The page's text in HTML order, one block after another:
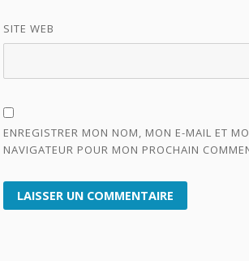
SITE WEB
ENREGISTRER MON NOM, MON E-MAIL ET
NAVIGATEUR POUR MON PROCHAIN